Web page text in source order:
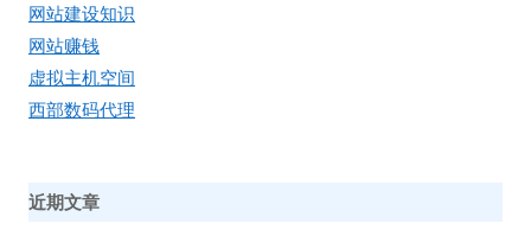
网站建设知识
网站赚钱
虚拟主机空间
西部数码代理
近期文章